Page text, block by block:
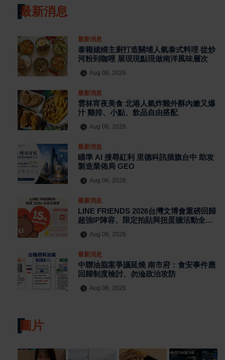
最新消息
最新消息
泰籍媳婦主廚打造關埔人氣泰式料理 從炒
河粉到咖哩 展現現點現做南洋風味層次
Aug 06, 2026
最新消息
雲林宵夜美食 北港人氣炸雞外酥內嫩又爆
汁 雞排、小點、飲品自由搭配
Aug 06, 2026
最新消息
瞄準 AI 搜尋紅利 里德科訊插旗台中 助攻
製造業佈局 GEO
Aug 06, 2026
最新消息
LINE FRIENDS 2026台灣文博會重磅回歸
超強IP陣容、限定拍貼與扭蛋牆活動全公
Aug 06, 2026
最新消息
中聯油脂案爭議延燒 南市府：食安事件應
回歸制度檢討、勿淪政治攻防
Aug 06, 2026
圖片